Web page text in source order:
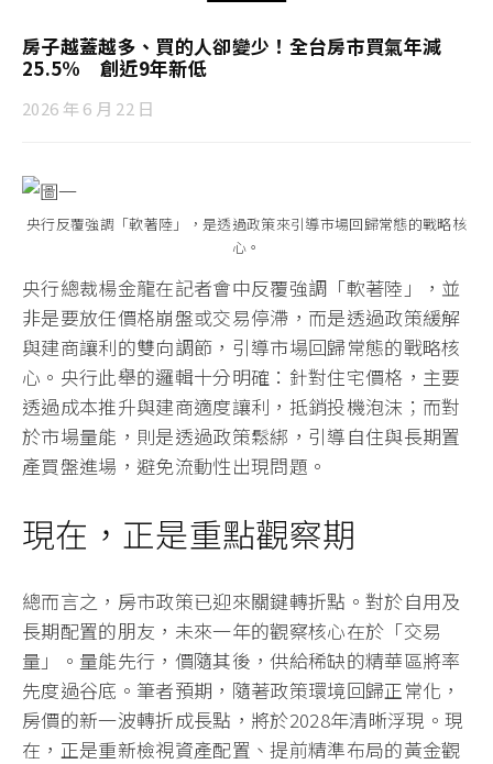
房子越蓋越多、買的人卻變少！全台房市買氣年減
25.5% 創近9年新低
2026 年 6 月 22 日
央行反覆強調「軟著陸」，是透過政策來引導市場回歸常態的戰略核
心。
央行總裁楊金龍在記者會中反覆強調「軟著陸」，並
非是要放任價格崩盤或交易停滯，而是透過政策緩解
與建商讓利的雙向調節，引導市場回歸常態的戰略核
心。央行此舉的邏輯十分明確：針對住宅價格，主要
透過成本推升與建商適度讓利，抵銷投機泡沫；而對
於市場量能，則是透過政策鬆綁，引導自住與長期置
產買盤進場，避免流動性出現問題。
現在，正是重點觀察期
總而言之，房市政策已迎來關鍵轉折點。對於自用及
長期配置的朋友，未來一年的觀察核心在於「交易
量」。量能先行，價隨其後，供給稀缺的精華區將率
先度過谷底。筆者預期，隨著政策環境回歸正常化，
房價的新一波轉折成長點，將於2028年清晰浮現。現
在，正是重新檢視資產配置、提前精準布局的黃金觀